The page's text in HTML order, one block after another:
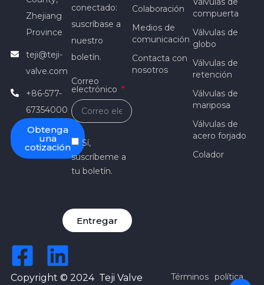
Zhejiang
Province
teji@teji-
valve.com
+86-577-
67354000
Obtenga
una
cotización
conectado:
suscríbase a
nuestro
boletín.
Correo
electrónico
Sí,
suscríbeme a
tu boletín.
Entregar
Colaboración
Medios de
comunicación
Contacta con
nosotros
compuerta
Válvulas de
globo
Válvulas de
retención
Válvulas de
mariposa
Válvulas de
acero forjado
Colador
Copyright © 2024 Teji Valve
Términos
política